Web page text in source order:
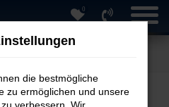
0
die bestmögliche
zu ermöglichen und unsere